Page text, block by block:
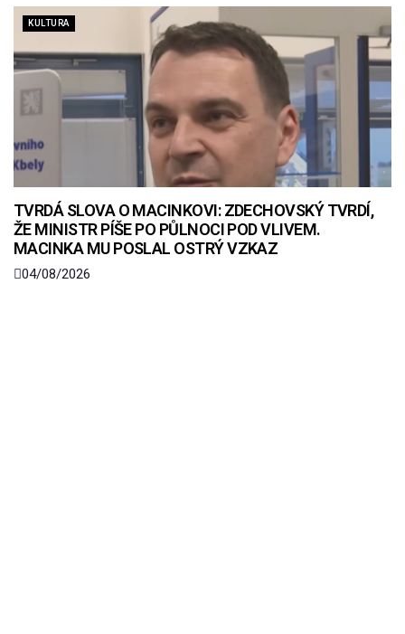
KULTURA
TVRDÁ SLOVA O MACINKOVI: ZDECHOVSKÝ TVRDÍ,
ŽE MINISTR PÍŠE PO PŮLNOCI POD VLIVEM.
MACINKA MU POSLAL OSTRÝ VZKAZ
04/08/2026